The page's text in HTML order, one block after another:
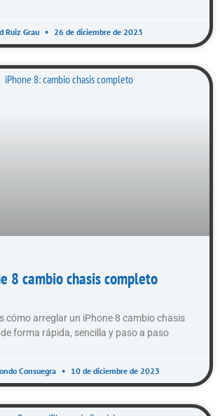
Ruiz Grau 26 de diciembre de 2023
8 cambio chasis completo
cómo arreglar un iPhone 8 cambio chasis
forma rápida, sencilla y paso a paso
Consuegra 10 de diciembre de 2023